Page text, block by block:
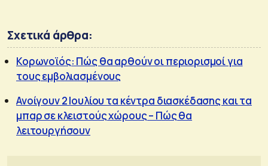
Σχετικά άρθρα:
Κορωνοϊός: Πώς θα αρθούν οι περιορισμοί για
τους εμβολιασμένους
Ανοίγουν 2 Ιουλίου τα κέντρα διασκέδασης και τα
μπαρ σε κλειστούς χώρους – Πώς θα
λειτουργήσουν